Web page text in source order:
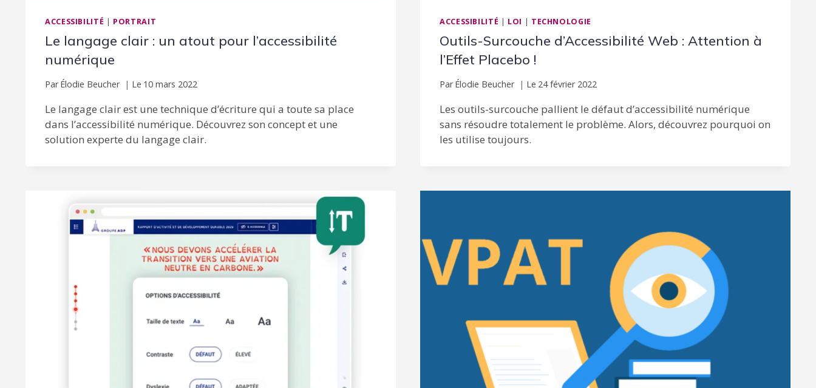
ACCESSIBILITÉ | PORTRAIT
Le langage clair : un atout pour l’accessibilité
numérique
Par Élodie Beucher Le 10 mars 2022
Le langage clair est une technique d’écriture qui a toute sa place
dans l’accessibilité numérique. Découvrez son concept et une
solution experte du langage clair.
ACCESSIBILITÉ | LOI | TECHNOLOGIE
Outils-Surcouche d’Accessibilité Web : Attention à
l’Effet Placebo !
Par Élodie Beucher Le 24 février 2022
Les outils-surcouche pallient le défaut d’accessibilité numérique
sans résoudre totalement le problème. Alors, découvrez pourquoi on
les utilise toujours.